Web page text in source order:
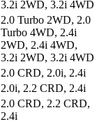
3.2i 2WD, 3.2i 4WD
2.0 Turbo 2WD, 2.0
Turbo 4WD, 2.4i
2WD, 2.4i 4WD,
3.2i 2WD, 3.2i 4WD
2.0 CRD, 2.0i, 2.4i
2.0i, 2.2 CRD, 2.4i
2.0 CRD, 2.2 CRD,
2.4i